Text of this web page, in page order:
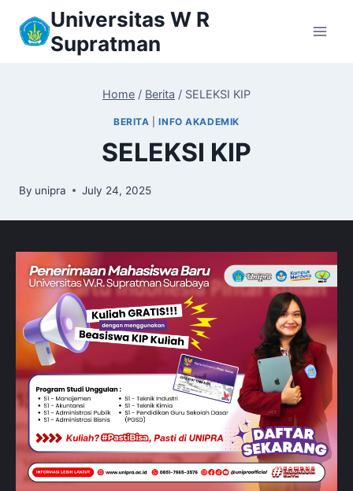
Universitas W R
Supratman
Home / Berita / SELEKSI KIP
BERITA |INFO AKADEMIK
SELEKSI KIP
By unipra July 24, 2025